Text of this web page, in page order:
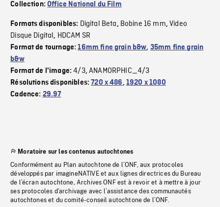
Collection:Office National du Film
Formats disponibles: Digital Beta, Bobine 16 mm,Video
Disque Digital, HDCAM SR
Format de tournage:16mm fine grain b&w, 35mm fine grain
b&w
Format de l'image:4/3,ANAMORPHIC_4/3
Résolutions disponibles:720 x 486, 1920 x 1080
Cadence: 29.97
Moratoire sur les contenus autochtones
Conformément au Plan autochtone de l’ONF, aux protocoles
développés par imagineNATIVE et aux lignes directrices du Bureau
de l’écran autochtone, Archives ONF est à revoir et à mettre à jour
ses protocoles d’archivage avec l’assistance des communautés
autochtones et du comité-conseil autochtone de l’ONF.